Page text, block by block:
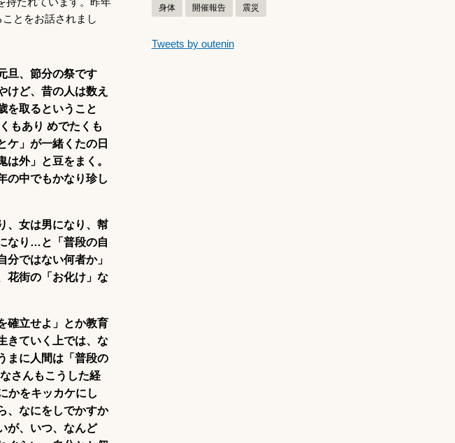
とをお話されまし
旦、節分の祭です
けど、昔の人は数え
を取るということ
もあり めでたくも
ケ」が一緒くたの日
外」と豆をまく。
の中でもかなり珍し
、女は男になり、幇
なり…と「普段の自
ではない何者か」
花街の「お化け」な
確立せよ」とか教育
きていく上では、な
まに人間は「普段の
さんもこうした経
かをキッカケにし
、なにをしでかすか
が、いつ、なんど
身体 開催報告 震災
つぶやきをスキップする
Tweets by outenin